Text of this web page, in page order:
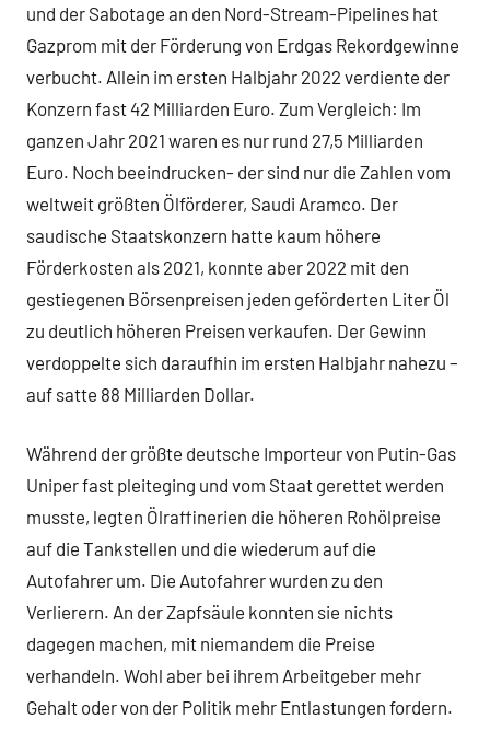
und der Sabotage an den Nord-Stream-Pipelines hat
Gazprom mit der Förderung von Erdgas Rekordgewinne
verbucht. Allein im ersten Halbjahr 2022 verdiente der
Konzern fast 42 Milliarden Euro. Zum Vergleich: Im
ganzen Jahr 2021 waren es nur rund 27,5 Milliarden
Euro. Noch beeindrucken- der sind nur die Zahlen vom
weltweit größten Ölförderer, Saudi Aramco. Der
saudische Staatskonzern hatte kaum höhere
Förderkosten als 2021, konnte aber 2022 mit den
gestiegenen Börsenpreisen jeden geförderten Liter Öl
zu deutlich höheren Preisen verkaufen. Der Gewinn
verdoppelte sich daraufhin im ersten Halbjahr nahezu –
auf satte 88 Milliarden Dollar.
Während der größte deutsche Importeur von Putin-Gas
Uniper fast pleiteging und vom Staat gerettet werden
musste, legten Ölraffinerien die höheren Rohölpreise
auf die Tankstellen und die wiederum auf die
Autofahrer um. Die Autofahrer wurden zu den
Verlierern. An der Zapfsäule konnten sie nichts
dagegen machen, mit niemandem die Preise
verhandeln. Wohl aber bei ihrem Arbeitgeber mehr
Gehalt oder von der Politik mehr Entlastungen fordern.